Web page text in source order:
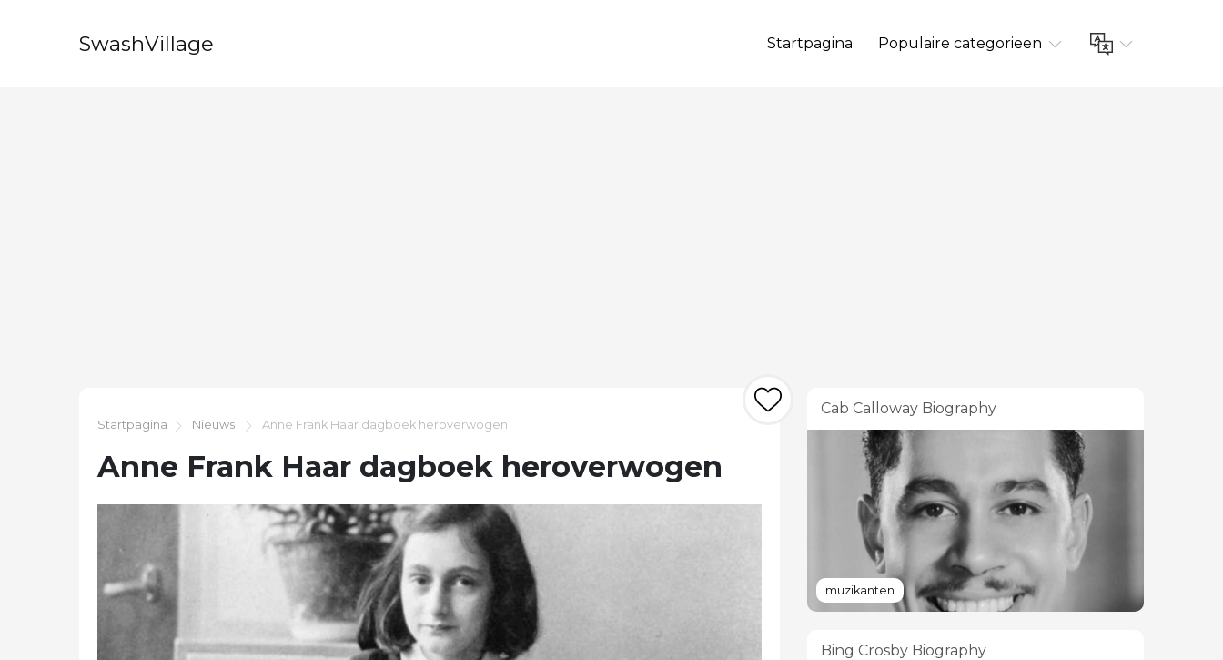
SwashVillage Startpagina Populaire categorieen
Startpagina Nieuws Anne Frank Haar dagboek heroverwogen
Anne Frank Haar dagboek heroverwogen
Cab Calloway Biography
muzikanten
Bing Crosby Biography